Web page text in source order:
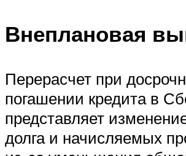
Внеплановая
Перерасчет при
погашении кредита в
представляет
долга и начисляемых